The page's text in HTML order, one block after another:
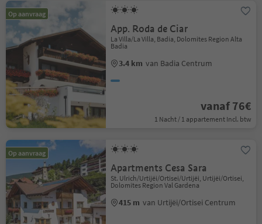
Op aanvraag
App. Roda de Ciar
La Villa/La Villa, Badia, Dolomites Region Alta
Badia
3.4 km van Badia Centrum
vanaf 76€
1 Nacht / 1 appartement Incl. btw
Op aanvraag
Apartments Cesa Sara
St. Ulrich/Urtijëi/Ortisei/Urtijëi, Urtijëi/Ortisei,
Dolomites Region Val Gardena
415 m van Urtijëi/Ortisei Centrum